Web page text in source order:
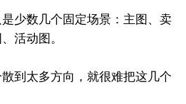
少数几个固定场景：主图、卖
活动图。
到太多方向，就很难把这几个